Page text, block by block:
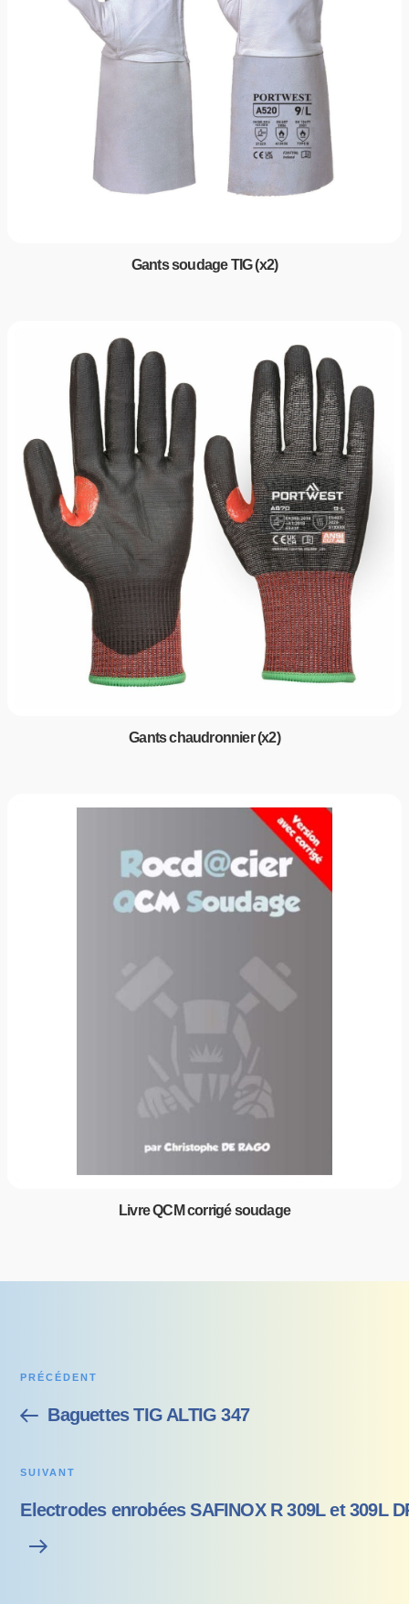
Gants soudage TIG (x2)
Gants chaudronnier (x2)
Livre QCM corrigé soudage
PRÉCÉDENT
Baguettes TIG ALTIG 347
SUIVANT
Electrodes enrobées SAFINOX R 309L et 309L